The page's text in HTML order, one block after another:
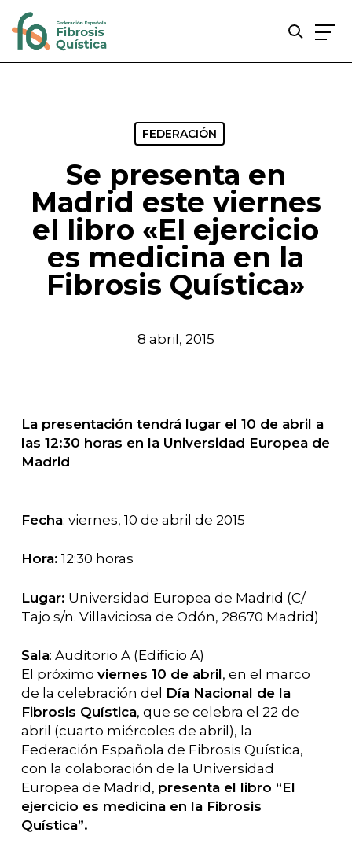
FEDERACIÓN
Se presenta en
Madrid este viernes
el libro «El ejercicio
es medicina en la
Fibrosis Quística»
8 abril, 2015
La presentación tendrá lugar el 10 de abril a
las 12:30 horas en la Universidad Europea de
Madrid
Fecha: viernes, 10 de abril de 2015
Hora: 12:30 horas
Lugar: Universidad Europea de Madrid (C/
Tajo s/n. Villaviciosa de Odón, 28670 Madrid)
Sala: Auditorio A (Edificio A)
El próximo viernes 10 de abril, en el marco
de la celebración del Día Nacional de la
Fibrosis Quística, que se celebra el 22 de
abril (cuarto miércoles de abril), la
Federación Española de Fibrosis Quística,
con la colaboración de la Universidad
Europea de Madrid, presenta el libro “El
ejercicio es medicina en la Fibrosis
Quística”.